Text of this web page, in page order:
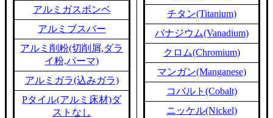
アルミガスボンベ
アルミブスバー
アルミ削粉(切削屑,ダラ
イ粉,パーマ)
アルミガラ(込みガラ)
Pタイル(アルミ床材)ダ
ストなし
チタン(Titanium)
バナジウム(Vanadium)
クロム(Chromium)
マンガン(Manganese)
コバルト(Cobalt)
ニッケル(Nickel)